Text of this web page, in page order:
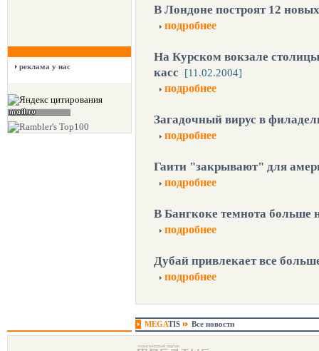
реклама у нас
В Лондоне построят 12
подробнее
На Курском вокзале
касс
[11.02.2004]
подробнее
Загадочный вирус в
подробнее
Гаити "закрывают" для
подробнее
В Бангкоке темнота больше
подробнее
Дубай привлекает все
подробнее
MEGATIS Все новости